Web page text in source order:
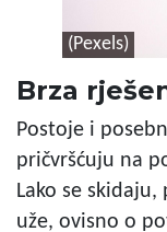
(Pexels)
Brza
Postoje i
pričvršćuju na
Lako se
uže, ovisno o